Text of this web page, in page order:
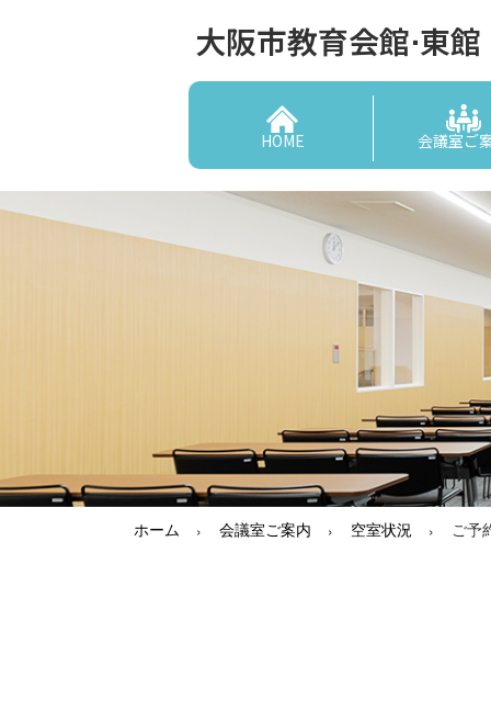
大阪市教育会館⋅東館
HOME 会議室ご
ホーム 会議室ご案内 空室状況 ご予